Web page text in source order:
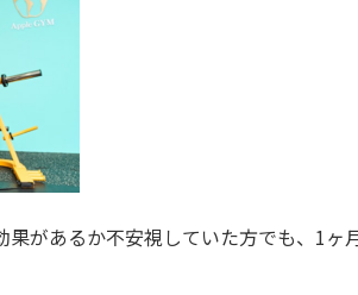
があるか不安視していた方でも、1ヶ